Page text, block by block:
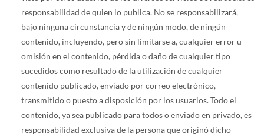
responsabilidad de quien lo publica. No se responsabilizará,
bajo ninguna circunstancia y de ningún modo, de ningún
contenido, incluyendo, pero sin limitarse a, cualquier error u
omisión en el contenido, pérdida o daño de cualquier tipo
sucedidos como resultado de la utilización de cualquier
contenido publicado, enviado por correo electrónico,
transmitido o puesto a disposición por los usuarios. Todo el
contenido, ya sea publicado para todos o enviado en privado, es
responsabilidad exclusiva de la persona que originó dicho